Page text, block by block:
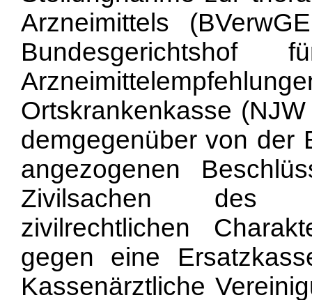
Arzneimittels
Ortskrankenkasse
demgegenüber von der
angezogenen
Zivilsachen des
zivilrechtlichen
gegen eine
Kassenärztliche